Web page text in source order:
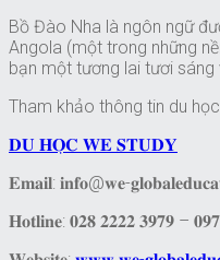
Bồ Đào Nha là ngôn ngữ
Angola (một trong những
bạn một tương lai tươi sáng
Tham khảo thông tin du
𝐃𝐔 𝐇𝐎̣𝐂 𝐖𝐄 𝐒𝐓𝐔𝐃𝐘
𝐄𝐦𝐚𝐢𝐥: 𝐢𝐧𝐟𝐨@𝐰𝐞-
𝐇𝐨𝐭𝐥𝐢𝐧𝐞: 𝟎𝟐𝟖 𝟐𝟐𝟐𝟐 𝟑𝟗𝟕𝟗 –